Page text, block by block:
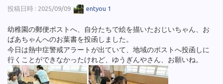
投稿日時 : 2025/09/09 entyou 1
幼稚園の郵便ポストへ、自分たちで絵を描いたおじいちゃん、お
ばあちゃんへのお葉書を投函しました。
今日は熱中症警戒アラートが出ていて、地域のポストへ投函しに
行くことができなかったけれど、ゆうぎんやさん、お願いね。